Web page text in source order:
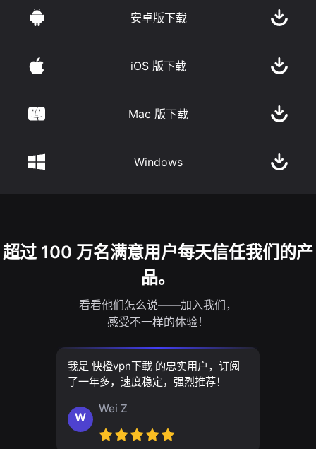
安卓版下载
iOS 版下载
Mac 版下载
Windows
超过 100 万名满意用户每天信任我们的产
品。
看看他们怎么说——加入我们，
感受不一样的体验！
我是 快橙vpn下載 的忠实用户，订阅
了一年多，速度稳定，强烈推荐！
W
Wei Z